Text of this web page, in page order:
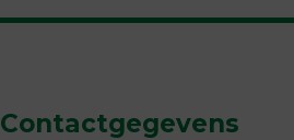
Contactgegevens